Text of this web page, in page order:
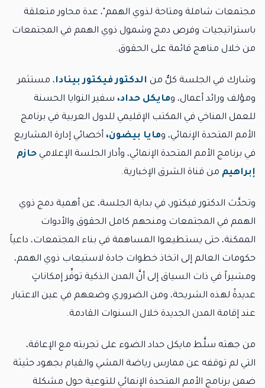
مجتمعات شاملة ومتاحة لذوي الهمم"، عدة محاور متعلقة
باستراتيجيات وفرص دمج وشمول ذوي الهمم في المجتمعات
من خلال مناهج قائمة على الحقوق.
وشارك في الجلسة كلٌّ من الدكتور فيكتور بينادا، مستثمر
ومؤلف ورائد أعمال، ومايكل حداد، سفير النوايا الحسنة
للعمل المناخي في المكتب الإقليمي للدول العربية في برنامج
الأمم المتحدة الإنمائي، ومايا بيضون، أخصائي إدارة المشاريع
في برنامج الأمم المتحدة الإنمائي، وأدار الجلسة الإعلامي حازم
إبراهيم من قناة الشرق الإخبارية.
وتحدَّث الدكتور فيكتور، في بداية الجلسة، عن أهمية دمج ذوي
الهمم في المجتمعات ومنحهم كامل الحقوق والأدوات
الممكنة، حتى يستطيعوا المساهمة في بناء المجتمعات، داعياً
حكومات العالم إلى اتخاذ خطوات جادة لاستيعاب ذوي الهمم،
ومشيراً في ذات السياق إلى أنَّ المدن الذكية توفِّر إمكاناتٍ
عديدةً لهذه الشريحة، ومن الضروري وضعهم في عين الاعتبار
عند إقامة المدن الجديدة خلال السنوات القادمة.
من جهته سلَّط مايكل حداد الضوء على تجربته مع الإعاقة،
التي لم توقفه عن ممارس رياضة المشي والقيام بجهود حثيثة
ضمن برنامج الأمم المتحدة الإنمائي للتوعية حول مشكلة